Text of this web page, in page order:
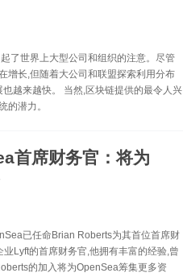
了世界上大型公司和组织的注意。尽管
增长,但随着大公司和联盟探索利用分布
越来越快。 当然,区块链提供的最令人兴
的潜力。
首席财务官：将为
已任命Brian Roberts为其首位首席财
Lyft的首席财务官,他拥有丰富的经验,曾
的加入将为OpenSea筹集更多资